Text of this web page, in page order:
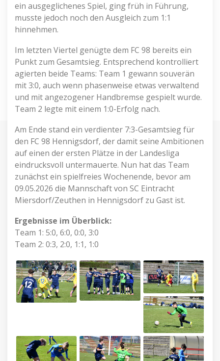
ein ausgeglichenes Spiel, ging früh in Führung,
musste jedoch noch den Ausgleich zum 1:1
hinnehmen.
Im letzten Viertel genügte dem FC 98 bereits ein
Punkt zum Gesamtsieg. Entsprechend kontrolliert
agierten beide Teams: Team 1 gewann souverän
mit 3:0, auch wenn phasenweise etwas verwaltend
und mit angezogener Handbremse gespielt wurde.
Team 2 legte mit einem 1:0-Erfolg nach.
Am Ende stand ein verdienter 7:3-Gesamtsieg für
den FC 98 Hennigsdorf, der damit seine Ambitionen
auf einen der ersten Plätze in der Landesliga
eindrucksvoll untermauerte. Nun hat das Team
zunächst ein spielfreies Wochenende, bevor am
09.05.2026 die Mannschaft von SC Eintracht
Miersdorf/Zeuthen in Hennigsdorf zu Gast ist.
Ergebnisse im Überblick:
Team 1: 5:0, 6:0, 0:0, 3:0
Team 2: 0:3, 2:0, 1:1, 1:0